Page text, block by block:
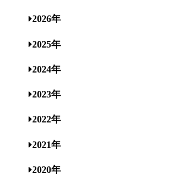
2026年
2025年
2024年
2023年
2022年
2021年
2020年